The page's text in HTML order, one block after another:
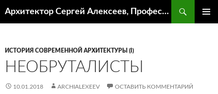
Архитектор Сергей Алексеев, Профессор кафедры ИА и АР ААИ ЮФУ
ИСТОРИЯ СОВРЕМЕННОЙ АРХИТЕКТУРЫ (I)
НЕОБРУТАЛИСТЫ
10.01.2018 ARCHIALEXEEV ОСТАВИТЬ КОММЕНТАРИЙ